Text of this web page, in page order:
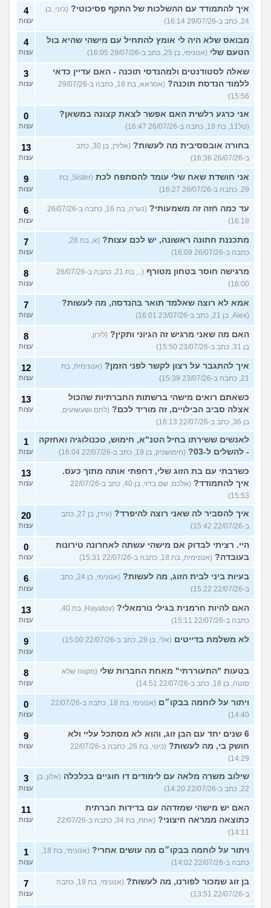
איך להתמודד עם ההשלכות של התקף פסיכוטי? (ג'וני, בן
24, כתב ב-29/07/26 16:14)
4
עצות
מבואס שלא היה לי אומץ להתחיל עם מישהי שהיא בול
הטעם שלי (אנונימי, בן 25, כתב ב-29/07/26 16:05)
4
עצות
שאלה לסטודנטים ולמהנדסי תוכנה - האם עדיין כדאי
ללמוד הנדסת תוכנה?
(אסראא, בת 18, כתבה ב-29/07/26
15:56)
3
עצות
אני כרגע רלשית האם אפשר לצאת קצונה במשאן?
(טל11, בת 19, כתבה ב-26/07/26 16:47)
0
עצות
בחורה אובססיבית מה לעשות?
(אלירן, בן 30, כתב
ב-26/07/26 16:36)
13
עצות
אני חושדת שאח שלי עומד להסתפח לכת
(Sister, בת
29, כתבה ב-26/07/26 16:27)
9
עצות
עד כמה חזה זה משמעותי?
(נערה, בת 16, כתבה ב-26/07/26
16:18)
6
עצות
מתכננת חתונה ראשונה, יש לכם עצות?
(א, בת 28,
כתבה ב-26/07/26 16:09)
7
עצות
מרגישה חוסר בטחון מטורף
(.., בת 21, כתבה ב-26/07/26
16:00)
8
עצות
אמא לא רוצה שאלמד תואר בהנדסה, מה לעשות?
(Alex, בן 21, כתב ב-23/07/26 16:01)
7
עצות
האם מה שאני מרגיש זה הגיוני ותקין? (לירון,
בן 31, כתב ב-23/07/26 15:50)
8
עצות
איך להתגבר על רצון לקשר לפני הזמן? (אנונימית, בת
21, כתבה ב-23/07/26 15:39)
12
עצות
כשאתם רואים מישהי ברשתות החברתיות שהכול
אצלה סביב הבילויים, זה מוריד לכם? (לחם ושעשועים,
בן 36, כתב ב-22/07/26 16:13)
13
עצות
לאנשים ששירתו בחיל הטנ"א, חימוש, טכנולוגיה ואחזקה
- להשלים ל-03?
(חימושניק, בן 19, כתב ב-22/07/26 16:04)
1
עצות
כשרבתי עם בת הזוג שלי, דחפתי אותה מתוך כעס.
איך להתמודד?
(אלכס, שם בדוי, בן 40, כתב ב-22/07/26
15:53)
13
עצות
איך להסביר לה שאני רוצה להיפרד?
(עידן, בן 27, כתב
ב-22/07/26 15:42)
20
עצות
היי. רציתי לבדוק אם מישהי עשתה לאחרונה טירונות
בעובדה? (אנונימית, בת 18, כתבה ב-22/07/26 15:31)
0
עצות
בעיות ביני לבית הזוג, מה לעשות?
(אנונימי, בן 24, כתב
ב-22/07/26 15:22)
6
עצות
האם להיות חרמנית בגילי נורמאלי?
(Hayatov, בת 40,
כתבה ב-22/07/26 15:11)
13
עצות
לא משלמת בדייטים (אלי, בן 29, כתב ב-22/07/26 15:00) 9
עצות
בטעות "התעוררתי" מאחת החברות שלי (מקווה שלא
סוטה, בן 18, כתב ב-22/07/26 14:51)
8
עצות
ויתור על לוחמה בבקו״ם
(אנונימי, בת 18, כתבה ב-22/07/26
14:40)
0
עצות
6 שנים יחד עם הבן זוג, והוא לא מסתכל עליי ולא
חושק בי, מה לעשות?
(כינוי, בת 26, כתבה ב-22/07/26
14:29)
9
עצות
שילוב משרה מלאה עם לימודים דו חוגיים בכלכלה (אלון, בן
22, כתב ב-22/07/26 14:20)
3
עצות
האם יש מישהי שמזדהה עם בדידות חברתית
כתוצאה ממראה חיצוני?
(אחת, בת 34, כתבה ב-22/07/26
14:11)
11
עצות
ויתור על לוחמה בבקו״ם מה עושים אחרי?
(אנונימי, בת 18,
כתבה ב-22/07/26 14:02)
1
עצות
בן זוג שמכור לפורנו, מה לעשות?
(אנונימי, בת 19, כתבה
ב-22/07/26 13:51)
7
עצות